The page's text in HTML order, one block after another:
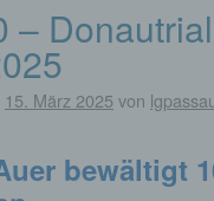
–
15. März 2025 von
bewältigt